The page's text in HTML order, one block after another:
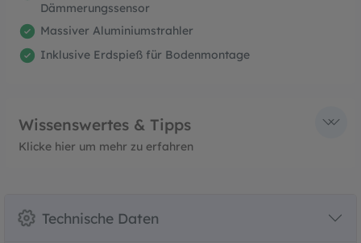
Dämmerungssensor
Massiver Aluminiumstrahler
Inklusive Erdspieß für Bodenmontage
Wissenswertes & Tipps
Klicke hier um mehr zu erfahren
Technische Daten